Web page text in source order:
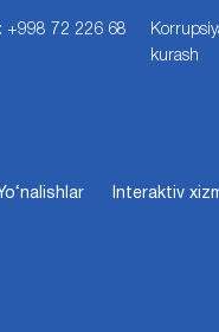
+998 72 226 68
kurash
Interaktiv